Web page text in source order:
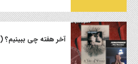
آخر هفته چی ببینیم؟ (۸۰)